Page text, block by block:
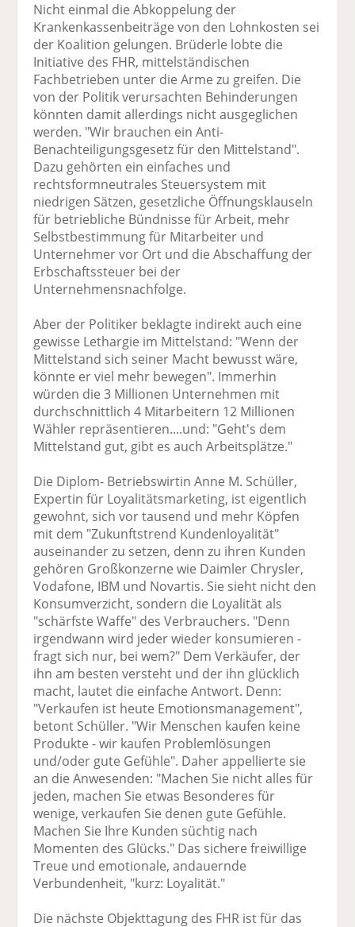
Nicht einmal die Abkoppelung der
Krankenkassenbeiträge von den Lohnkosten sei
der Koalition gelungen. Brüderle lobte die
Initiative des FHR, mittelständischen
Fachbetrieben unter die Arme zu greifen. Die
von der Politik verursachten Behinderungen
könnten damit allerdings nicht ausgeglichen
werden. "Wir brauchen ein Anti-
Benachteiligungsgesetz für den Mittelstand".
Dazu gehörten ein einfaches und
rechtsformneutrales Steuersystem mit
niedrigen Sätzen, gesetzliche Öffnungsklauseln
für betriebliche Bündnisse für Arbeit, mehr
Selbstbestimmung für Mitarbeiter und
Unternehmer vor Ort und die Abschaffung der
Erbschaftssteuer bei der
Unternehmensnachfolge.
Aber der Politiker beklagte indirekt auch eine
gewisse Lethargie im Mittelstand: "Wenn der
Mittelstand sich seiner Macht bewusst wäre,
könnte er viel mehr bewegen". Immerhin
würden die 3 Millionen Unternehmen mit
durchschnittlich 4 Mitarbeitern 12 Millionen
Wähler repräsentieren....und: "Geht's dem
Mittelstand gut, gibt es auch Arbeitsplätze."
Die Diplom- Betriebswirtin Anne M. Schüller,
Expertin für Loyalitätsmarketing, ist eigentlich
gewohnt, sich vor tausend und mehr Köpfen
mit dem "Zukunftstrend Kundenloyalität"
auseinander zu setzen, denn zu ihren Kunden
gehören Großkonzerne wie Daimler Chrysler,
Vodafone, IBM und Novartis. Sie sieht nicht den
Konsumverzicht, sondern die Loyalität als
"schärfste Waffe" des Verbrauchers. "Denn
irgendwann wird jeder wieder konsumieren -
fragt sich nur, bei wem?" Dem Verkäufer, der
ihn am besten versteht und der ihn glücklich
macht, lautet die einfache Antwort. Denn:
"Verkaufen ist heute Emotionsmanagement",
betont Schüller. "Wir Menschen kaufen keine
Produkte - wir kaufen Problemlösungen
und/oder gute Gefühle". Daher appellierte sie
an die Anwesenden: "Machen Sie nicht alles für
jeden, machen Sie etwas Besonderes für
wenige, verkaufen Sie denen gute Gefühle.
Machen Sie Ihre Kunden süchtig nach
Momenten des Glücks." Das sichere freiwillige
Treue und emotionale, andauernde
Verbundenheit, "kurz: Loyalität."
Die nächste Objekttagung des FHR ist für das